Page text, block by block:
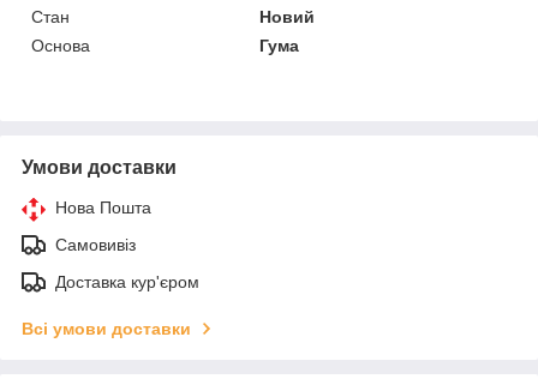
Стан
Новий
Основа
Гума
Умови доставки
Нова Пошта
Самовивіз
Доставка кур'єром
Всі умови доставки